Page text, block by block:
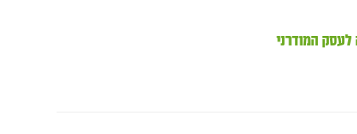
המודרני